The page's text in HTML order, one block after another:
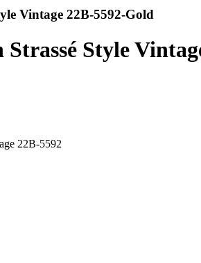
Vintage 22B-5592-Gold
Style
22B-5592